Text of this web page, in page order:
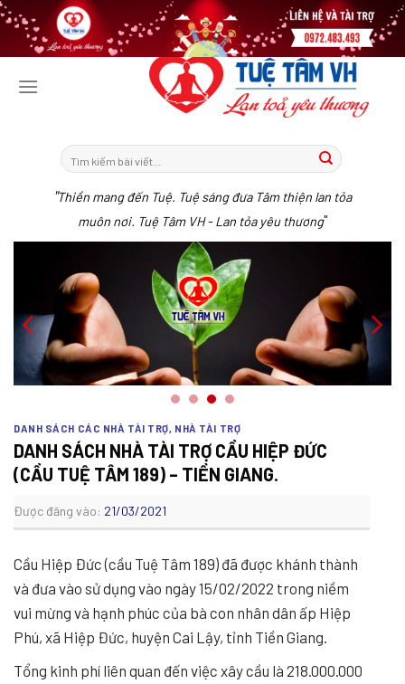
Tiếp
tục
tới
"Thiền mang đến Tuệ. Tuệ sáng đưa Tâm thiện lan tỏa
muôn nơi. Tuệ Tâm VH - Lan tỏa yêu thương"
DANH SÁCH CÁC NHÀ TÀI TRỢ, NHÀ TÀI TRỢ
DANH SÁCH NHÀ TÀI TRỢ CẦU HIỆP ĐỨC
(CẦU TUỆ TÂM 189) – TIỀN GIANG.
Được đăng vào: 21/03/2021
Cầu Hiệp Đức (cầu Tuệ Tâm 189) đã được khánh thành
và đưa vào sử dụng vào ngày 15/02/2022 trong niềm
vui mừng và hạnh phúc của bà con nhân dân ấp Hiệp
Phú, xã Hiệp Đức, huyện Cai Lậy, tỉnh Tiền Giang.
Tổng kinh phí liên quan đến việc xây cầu là 218.000.000